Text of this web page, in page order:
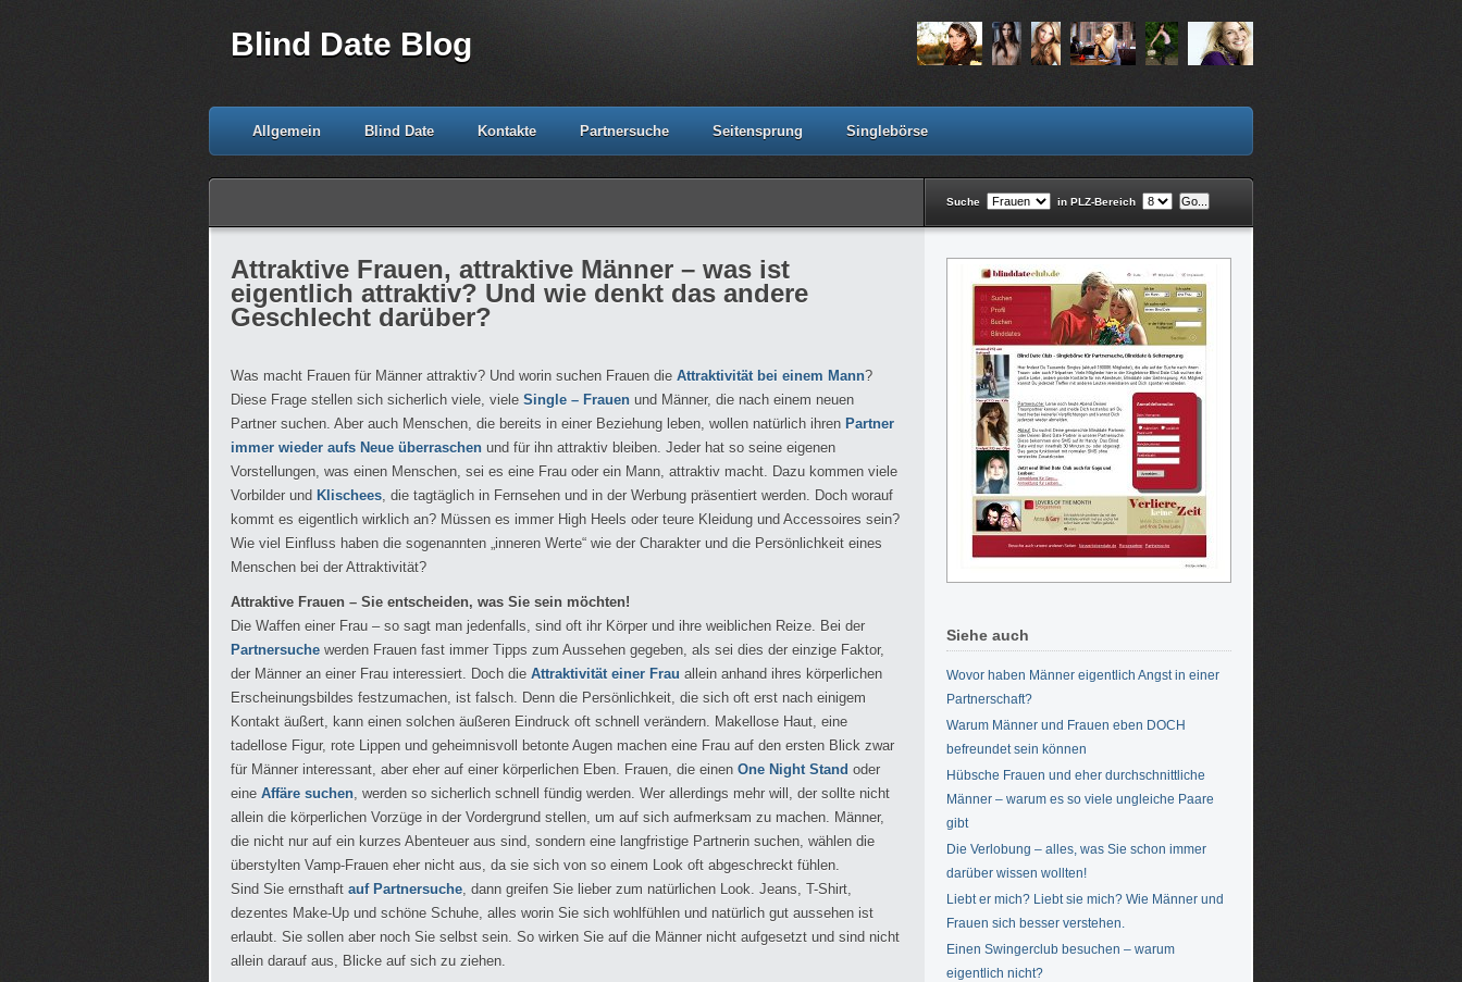
Blind Date Blog
Allgemein Blind Date Kontakte Partnersuche Seitensprung Singlebörse
Suche in PLZ-Bereich
Attraktive Frauen, attraktive Männer – was ist
eigentlich attraktiv? Und wie denkt das andere
Geschlecht darüber?
Was macht Frauen für Männer attraktiv? Und worin suchen Frauen die Attraktivität bei einem Mann?
Diese Frage stellen sich sicherlich viele, viele Single – Frauen und Männer, die nach einem neuen
Partner suchen. Aber auch Menschen, die bereits in einer Beziehung leben, wollen natürlich ihren Partner
immer wieder aufs Neue überraschen und für ihn attraktiv bleiben. Jeder hat so seine eigenen
Vorstellungen, was einen Menschen, sei es eine Frau oder ein Mann, attraktiv macht. Dazu kommen viele
Vorbilder und Klischees, die tagtäglich in Fernsehen und in der Werbung präsentiert werden. Doch worauf
kommt es eigentlich wirklich an? Müssen es immer High Heels oder teure Kleidung und Accessoires sein?
Wie viel Einfluss haben die sogenannten „inneren Werte“ wie der Charakter und die Persönlichkeit eines
Menschen bei der Attraktivität?
Attraktive Frauen – Sie entscheiden, was Sie sein möchten!
Die Waffen einer Frau – so sagt man jedenfalls, sind oft ihr Körper und ihre weiblichen Reize. Bei der
Partnersuche werden Frauen fast immer Tipps zum Aussehen gegeben, als sei dies der einzige Faktor,
der Männer an einer Frau interessiert. Doch die Attraktivität einer Frau allein anhand ihres körperlichen
Erscheinungsbildes festzumachen, ist falsch. Denn die Persönlichkeit, die sich oft erst nach einigem
Kontakt äußert, kann einen solchen äußeren Eindruck oft schnell verändern. Makellose Haut, eine
tadellose Figur, rote Lippen und geheimnisvoll betonte Augen machen eine Frau auf den ersten Blick zwar
für Männer interessant, aber eher auf einer körperlichen Eben. Frauen, die einen One Night Stand oder
eine Affäre suchen, werden so sicherlich schnell fündig werden. Wer allerdings mehr will, der sollte nicht
allein die körperlichen Vorzüge in der Vordergrund stellen, um auf sich aufmerksam zu machen. Männer,
die nicht nur auf ein kurzes Abenteuer aus sind, sondern eine langfristige Partnerin suchen, wählen die
überstylten Vamp-Frauen eher nicht aus, da sie sich von so einem Look oft abgeschreckt fühlen.
Sind Sie ernsthaft auf Partnersuche, dann greifen Sie lieber zum natürlichen Look. Jeans, T-Shirt,
dezentes Make-Up und schöne Schuhe, alles worin Sie sich wohlfühlen und natürlich gut aussehen ist
erlaubt. Sie sollen aber noch Sie selbst sein. So wirken Sie auf die Männer nicht aufgesetzt und sind nicht
allein darauf aus, Blicke auf sich zu ziehen.
Siehe auch
Wovor haben Männer eigentlich Angst in einer
Partnerschaft?
Warum Männer und Frauen eben DOCH
befreundet sein können
Hübsche Frauen und eher durchschnittliche
Männer – warum es so viele ungleiche Paare
gibt
Die Verlobung – alles, was Sie schon immer
darüber wissen wollten!
Liebt er mich? Liebt sie mich? Wie Männer und
Frauen sich besser verstehen.
Einen Swingerclub besuchen – warum
eigentlich nicht?